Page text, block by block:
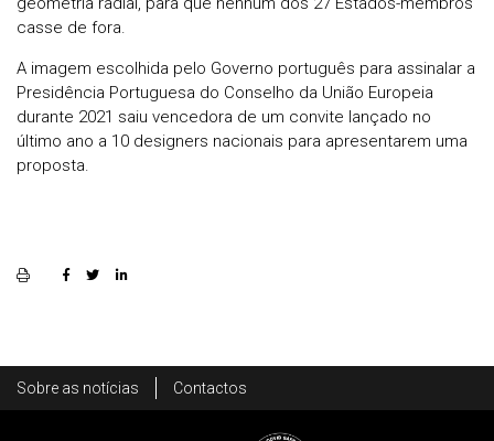
­casse de fora.
A imagem escolhida pelo Governo português para assinalar a
Presidência Portuguesa do Conselho da União Europeia
durante 2021 saiu vencedora de um convite lançado no
último ano a 10 designers nacionais para apresentarem uma
proposta.
Footer
Sobre as notícias Contactos